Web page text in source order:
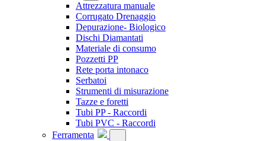
Attrezzatura manuale
Corrugato Drenaggio
Depurazione- Biologico
Dischi Diamantati
Materiale di consumo
Pozzetti PP
Rete porta intonaco
Serbatoi
Strumenti di misurazione
Tazze e foretti
Tubi PP - Raccordi
Tubi PVC - Raccordi
Ferramenta